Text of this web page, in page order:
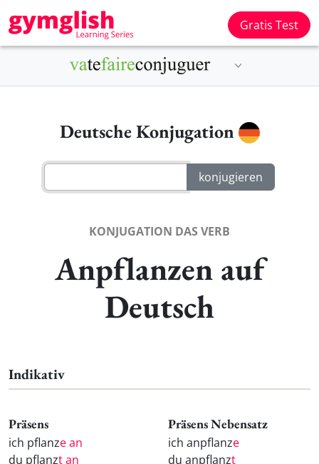
Gratis Test
Deutsche Konjugation
KONJUGATION DAS VERB
Anpflanzen auf
Deutsch
Indikativ
Präsens
ich pflanze an
du pflanzt an
Präsens Nebensatz
ich anpflanze
du anpflanzt